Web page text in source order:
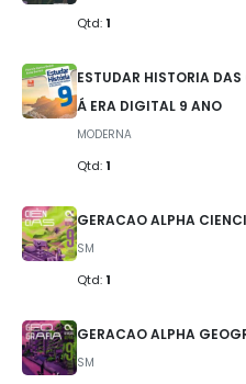
Qtd: 1
ESTUDAR HISTORIA
Á ERA DIGITAL 9 ANO
MODERNA
Qtd: 1
GERACAO ALPHA
SM
Qtd: 1
GERACAO ALPHA
SM